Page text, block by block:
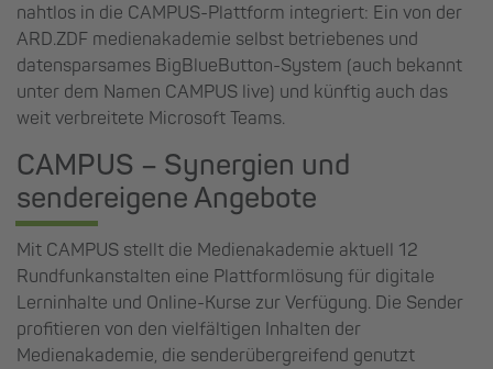
nahtlos in die CAMPUS-Plattform integriert: Ein von der
ARD.ZDF medienakademie selbst betriebenes und
datensparsames BigBlueButton-System (auch bekannt
unter dem Namen CAMPUS live) und künftig auch das
weit verbreitete Microsoft Teams.
CAMPUS – Synergien und
sendereigene Angebote
Mit CAMPUS stellt die Medienakademie aktuell 12
Rundfunkanstalten eine Plattformlösung für digitale
Lerninhalte und Online-Kurse zur Verfügung. Die Sender
profitieren von den vielfältigen Inhalten der
Medienakademie, die senderübergreifend genutzt